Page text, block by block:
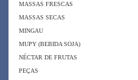
MASSAS FRESCAS
MASSAS SECAS
MINGAU
MUPY (BEBIDA SOJA)
NÉCTAR DE FRUTAS
PEÇAS